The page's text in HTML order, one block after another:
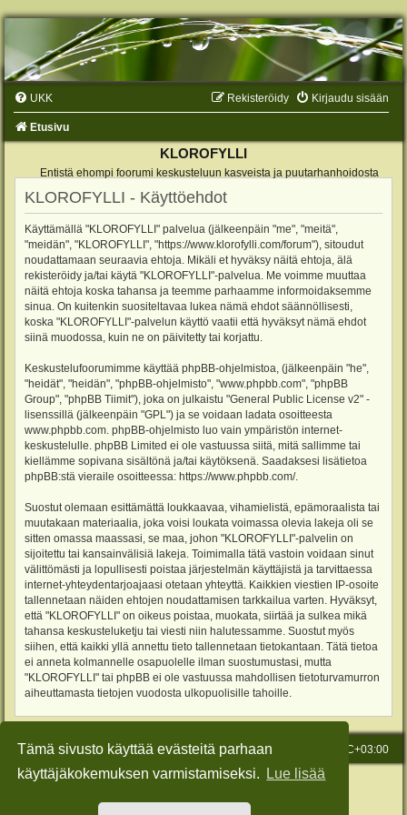
Tämä sivusto käyttää evästeitä parhaan
käyttäjäkokemuksen varmistamiseksi.
Lue lisää
UKK Kirjaudu sisään
Rekisteröidy
Etusivu
KLOROFYLLI
Entistä ehompi foorumi keskusteluun kasveista ja puutarhanhoidosta
KLOROFYLLI - Käyttöehdot
Käyttämällä "KLOROFYLLI" palvelua (jälkeenpäin "me", "meitä",
"meidän", "KLOROFYLLI", "https://www.klorofylli.com/forum"), sitoudut
noudattamaan seuraavia ehtoja. Mikäli et hyväksy näitä ehtoja, älä
rekisteröidy ja/tai käytä "KLOROFYLLI"-palvelua. Me voimme muuttaa
näitä ehtoja koska tahansa ja teemme parhaamme informoidaksemme
sinua. On kuitenkin suositeltavaa lukea nämä ehdot säännöllisesti,
koska "KLOROFYLLI"-palvelun käyttö vaatii että hyväksyt nämä ehdot
siinä muodossa, kuin ne on päivitetty tai korjattu.
Keskustelufoorumimme käyttää phpBB-ohjelmistoa, (jälkeenpäin "he",
"heidät", "heidän", "phpBB-ohjelmisto", "www.phpbb.com", "phpBB
Group", "phpBB Tiimit"), joka on julkaistu "General Public License v2" -
lisenssillä (jälkeenpäin "GPL") ja se voidaan ladata osoitteesta
www.phpbb.com . phpBB-ohjelmisto luo vain ympäristön internet-
keskustelulle. phpBB Limited ei ole vastuussa siitä, mitä sallimme tai
kiellämme sopivana sisältönä ja/tai käytöksenä. Saadaksesi lisätietoa
phpBB:stä vieraile osoitteessa: https://www.phpbb.com/.
Suostut olemaan esittämättä loukkaavaa, vihamielistä, epämoraalista tai
muutakaan materiaalia, joka voisi loukata voimassa olevia lakeja oli se
sitten omassa maassasi, se maa, johon "KLOROFYLLI"-palvelin on
sijoitettu tai kansainvälisiä lakeja. Toimimalla tätä vastoin voidaan sinut
välittömästi ja lopullisesti poistaa järjestelmän käyttäjistä ja tarvittaessa
internet-yhteydentarjoajaasi otetaan yhteyttä. Kaikkien viestien IP-osoite
tallennetaan näiden ehtojen noudattamisen tarkkailua varten. Hyväksyt,
että "KLOROFYLLI" on oikeus poistaa, muokata, siirtää ja sulkea mikä
tahansa keskusteluketju tai viesti niin halutessamme. Suostut myös
siihen, että kaikki yllä annettu tieto tallennetaan tietokantaan. Tätä tietoa
ei anneta kolmannelle osapuolelle ilman suostumustasi, mutta
"KLOROFYLLI" tai phpBB ei ole vastuussa mahdollisen tietoturvamurron
aiheuttamasta tietojen vuodosta ulkopuolisille tahoille.
Etusivu Kaikki ajat ovat UTC+03:00
Viesti Ylläpidolle
Keskustelufoorumin ohjelmistophpBB® Forum Software © phpBB Limited